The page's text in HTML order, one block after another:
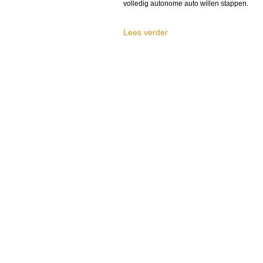
volledig autonome auto willen stappen.
Lees verder